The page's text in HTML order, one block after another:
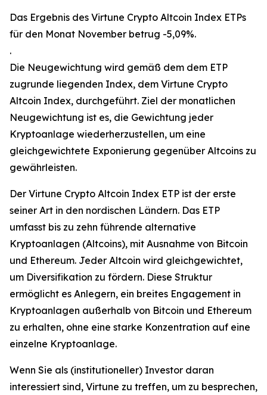
Das Ergebnis des Virtune Crypto Altcoin Index ETPs
für den Monat November betrug -5,09%.
.
Die Neugewichtung wird gemäß dem dem ETP
zugrunde liegenden Index, dem Virtune Crypto
Altcoin Index, durchgeführt. Ziel der monatlichen
Neugewichtung ist es, die Gewichtung jeder
Kryptoanlage wiederherzustellen, um eine
gleichgewichtete Exponierung gegenüber Altcoins zu
gewährleisten.
Der Virtune Crypto Altcoin Index ETP ist der erste
seiner Art in den nordischen Ländern. Das ETP
umfasst bis zu zehn führende alternative
Kryptoanlagen (Altcoins), mit Ausnahme von Bitcoin
und Ethereum. Jeder Altcoin wird gleichgewichtet,
um Diversifikation zu fördern. Diese Struktur
ermöglicht es Anlegern, ein breites Engagement in
Kryptoanlagen außerhalb von Bitcoin und Ethereum
zu erhalten, ohne eine starke Konzentration auf eine
einzelne Kryptoanlage.
Wenn Sie als (institutioneller) Investor daran
interessiert sind, Virtune zu treffen, um zu besprechen,